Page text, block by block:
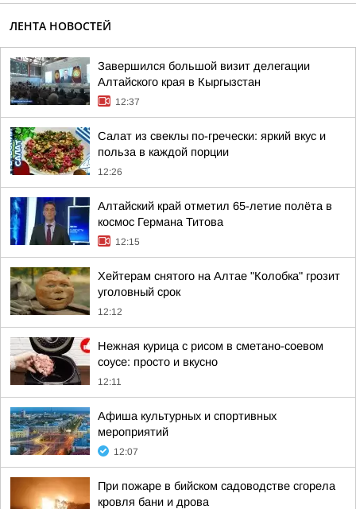
ЛЕНТА НОВОСТЕЙ
Завершился большой визит делегации
Алтайского края в Кыргызстан
12:37
Салат из свеклы по-гречески: яркий вкус и
польза в каждой порции
12:26
Алтайский край отметил 65-летие полёта в
космос Германа Титова
12:15
Хейтерам снятого на Алтае "Колобка" грозит
уголовный срок
12:12
Нежная курица с рисом в сметано-соевом
соусе: просто и вкусно
12:11
Афиша культурных и спортивных
мероприятий
12:07
При пожаре в бийском садоводстве сгорела
кровля бани и дрова